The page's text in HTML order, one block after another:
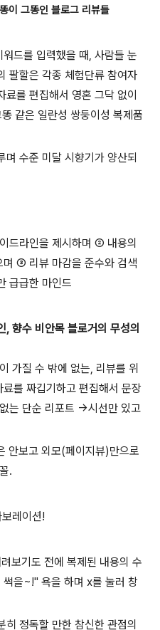
이 그똥인 블로그 리뷰들
드를 입력했을 때, 사람들 눈
팔할은 각종 체험단류 참여자
를 편집해서 영혼 그닥 없이
같은 일란성 쌍둥이성 복제품
수준 미달 시향기가 양산되
드라인을 제시하며 ② 내용의
며 ③ 리뷰 마감을 준수와 검색
급급한 마인드
향수 비안목 블로거의 무성의
가질 수 밖에 없는, 리뷰를 위
를 짜깁기하고 편집해서 문장
는 단순 리포트 →시선만 있고
안보고 외모(페이지뷰)만으로
.
레이션!
보기도 전에 복제된 내용의 수
을~!" 욕을 하며 x를 눌러 창
정독할 만한 참신한 관점의